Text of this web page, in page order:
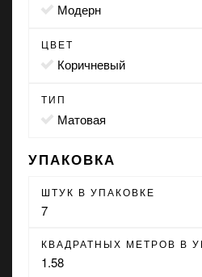
модерн
ЦВЕТ
коричневый
ТИП
матовая
УПАКОВКА
ШТУК В УПАКОВКЕ
7
КВАДРАТНЫХ МЕТРОВ В
1.58